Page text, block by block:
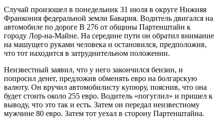
Случай произошел в понедельник 31 июля в округе Нижняя
Франкония федеральной земли Бавария. Водитель двигался на
автомобиле по дороге B 276 от общины Партенштайн к
городу Лор-на-Майне. На середине пути он обратил внимание
на машущего руками человека и остановился, предположив,
что тот находится в затруднительном положении.
Неизвестный заявил, что у него закончился бензин, и
попросил денег, предложив обменять евро на болгарскую
валюту. Он вручил автомобилисту купюру, пояснив, что она
будет стоить около 255 евро. Водитель «погуглил» и пришел к
выводу, что это так и есть. Затем он передал неизвестному
мужчине 80 евро. Затем тот уехал в сторону Партенштайна.